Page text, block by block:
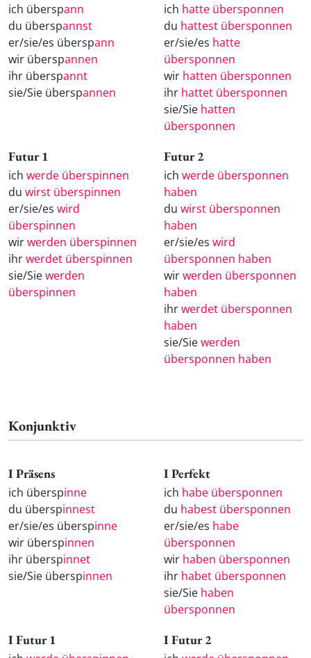
ich überspann
du überspannst
er/sie/es überspann
wir überspannen
ihr überspannt
sie/Sie überspannen
ich hatte übersponnen
du hattest übersponnen
er/sie/es hatte
übersponnen
wir hatten übersponnen
ihr hattet übersponnen
sie/Sie hatten
übersponnen
Futur 1
ich werde überspinnen
du wirst überspinnen
er/sie/es wird
überspinnen
wirwerden überspinnen
ihrwerdet überspinnen
sie/Siewerden
überspinnen
Futur 2
ich werde übersponnen
haben
du wirst übersponnen
haben
er/sie/es wird
übersponnen haben
wirwerden übersponnen
haben
ihrwerdet übersponnen
haben
sie/Siewerden
übersponnen haben
Konjunktiv
I Präsens
ich überspinne
du überspinnest
er/sie/es überspinne
wir überspinnen
ihr überspinnet
sie/Sie überspinnen
I Perfekt
ich habe übersponnen
du habest übersponnen
er/sie/es habe
übersponnen
wir haben übersponnen
ihr habet übersponnen
sie/Sie haben
übersponnen
I Futur 1 I Futur 2